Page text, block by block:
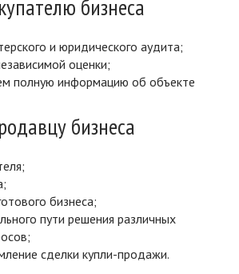
бизнеса
и юридического аудита;
оценки;
полную информацию об объекте
бизнеса
бизнеса;
пути решения различных
сделки купли-продажи.